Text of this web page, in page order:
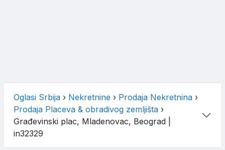
Oglasi Srbija › Nekretnine › Prodaja Nekretnina ›
Prodaja Placeva & obradivog zemljišta ›
Građevinski plac, Mladenovac, Beograd
in32329